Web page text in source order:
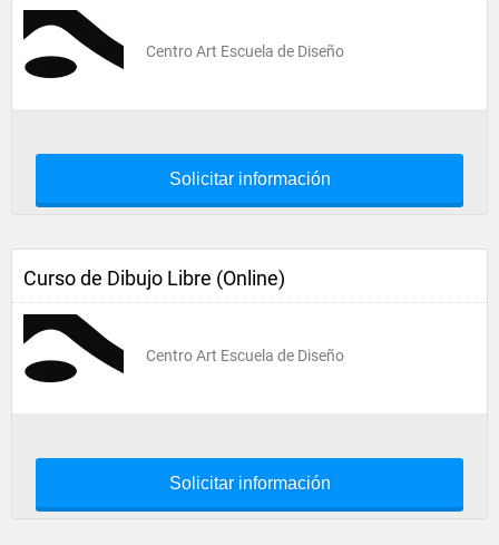
Centro Art Escuela de Diseño
Solicitar información
Curso de Dibujo Libre (Online)
Centro Art Escuela de Diseño
Solicitar información